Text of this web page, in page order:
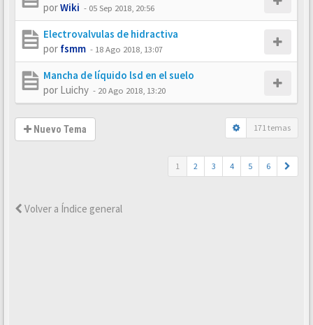
porWiki - 05 Sep 2018, 20:56
Electrovalvulas de hidractiva
por fsmm - 18 Ago 2018, 13:07
Mancha de líquido lsd en el suelo
por Luichy - 20 Ago 2018, 13:20
Nuevo Tema 171 temas
1 2 3 4 5 6
Volver a Índice general